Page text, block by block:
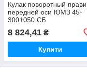
Кулак поворотный
передней оси ЮМЗ 45-
3001050 СБ
8 824,41 ₴
Купити